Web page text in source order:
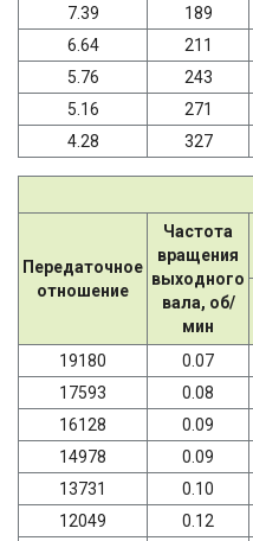
7.39
189
6.64
211
5.76
243
5.16
271
4.28
327
Передаточное
отношение
Частота
вращения
выходного
вала, об/
мин
19180 0.07
17593
0.08
16128
0.09
14978
0.09
13731
0.10
12049
0.12